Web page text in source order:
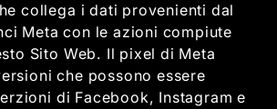
collega i dati provenienti dal
Meta con le azioni compiute
Sito Web. Il pixel di Meta
che possono essere
di Facebook, Instagram e